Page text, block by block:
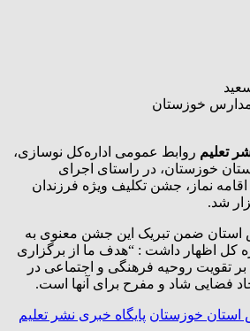
مدارس خوزستان
تعلیم روابط‌ عمومی اداره‌کل نوسازی،
خوزستان، در راستای اجرای
نماز، جشن تکلیف ویژه فرزندان
شد.
ضمن تبریک این جشن معنوی به
کل اظهار داشت : “هدف ما از برگزاری
تقویت روحیه فرهنگی و اجتماعی در
فضایی شاد و مفرح برای آنها است.
استان خوزستان پايگاه خبری نشر تعلیم